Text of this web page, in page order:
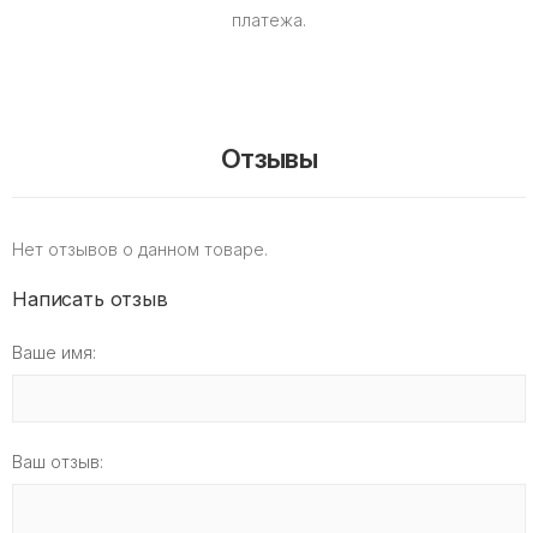
платежа.
Отзывы
Нет отзывов о данном товаре.
Написать отзыв
Ваше имя:
Ваш отзыв: